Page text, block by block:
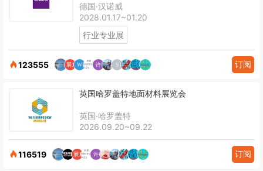
德国·汉诺威
2028.01.17~01.20
行业专业展
123555 订阅
英国哈罗盖特地面材料展览会
英国·哈罗盖特
2026.09.20~09.22
116519 订阅